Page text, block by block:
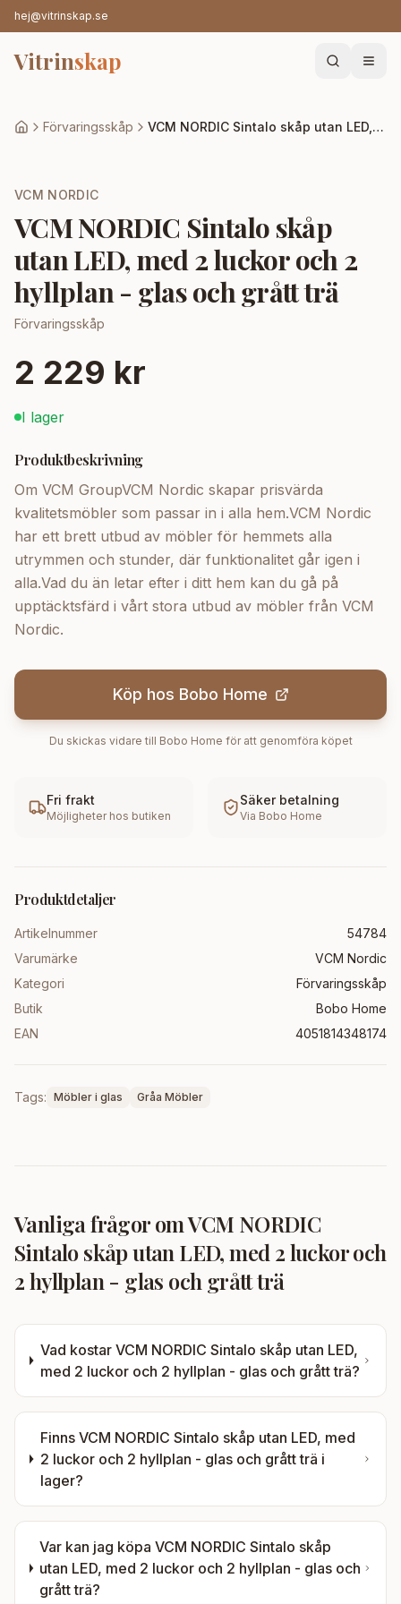
hej@vitrinskap.se
Vitrinskap
Förvaringsskåp VCM NORDIC Sintalo skåp utan LED, med 2 luckor och 2 hyllplan - glas och grått trä
VCM NORDIC
VCM NORDIC Sintalo skåp
utan LED, med 2 luckor och 2
hyllplan - glas och grått trä
Förvaringsskåp
2 229 kr
I lager
Produktbeskrivning
Om VCM GroupVCM Nordic skapar prisvärda
kvalitetsmöbler som passar in i alla hem.VCM Nordic
har ett brett utbud av möbler för hemmets alla
utrymmen och stunder, där funktionalitet går igen i
alla.Vad du än letar efter i ditt hem kan du gå på
upptäcktsfärd i vårt stora utbud av möbler från VCM
Nordic.
Köp hos Bobo Home
Du skickas vidare till Bobo Home för att genomföra köpet
Fri frakt
Möjligheter hos butiken
Säker betalning
Via Bobo Home
Produktdetaljer
Artikelnummer
54784
Varumärke
VCM Nordic
Kategori
Förvaringsskåp
Butik
Bobo Home
EAN
4051814348174
Tags: Möbler i glas Gråa Möbler
Vanliga frågor omVCM NORDIC
Sintalo skåp utan LED, med 2 luckor och
2 hyllplan - glas och grått trä
Vad kostar VCM NORDIC Sintalo skåp utan LED,
med 2 luckor och 2 hyllplan - glas och grått trä?
Finns VCM NORDIC Sintalo skåp utan LED, med
2 luckor och 2 hyllplan - glas och grått trä i
lager?
Var kan jag köpaVCM NORDIC Sintalo skåp
utan LED, med 2 luckor och 2 hyllplan - glas och
grått trä?